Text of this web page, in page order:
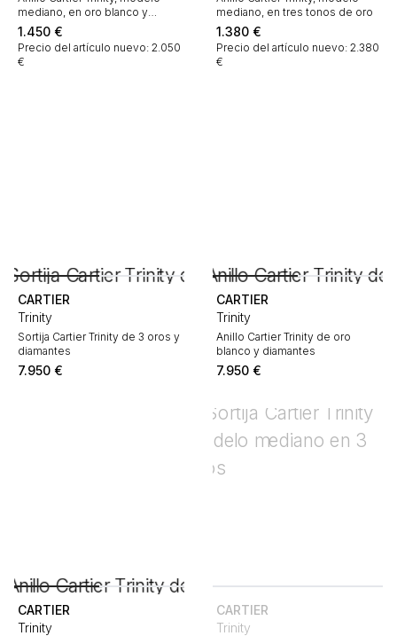
mediano, en oro blanco y
cerámica
1.450 €
Precio del artículo nuevo: 2.050
€
mediano, en tres tonos de oro
1.380 €
Precio del artículo nuevo: 2.380
€
CARTIER
Trinity
Sortija Cartier Trinity de 3 oros y
diamantes
7.950 €
CARTIER
Trinity
Anillo Cartier Trinity de oro
blanco y diamantes
7.950 €
CARTIER
Trinity
CARTIER
Trinity